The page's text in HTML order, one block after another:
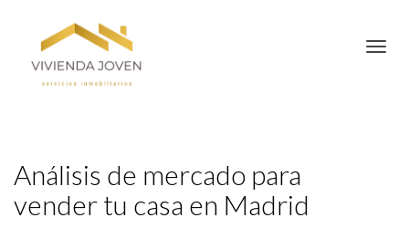
Análisis de mercado para
vender tu casa en Madrid